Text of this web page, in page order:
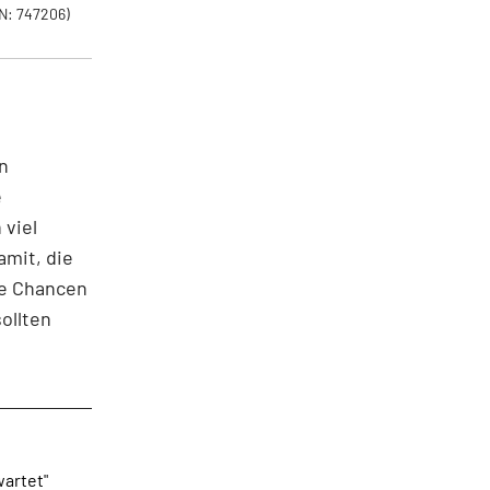
747206)
viel
die
Chancen